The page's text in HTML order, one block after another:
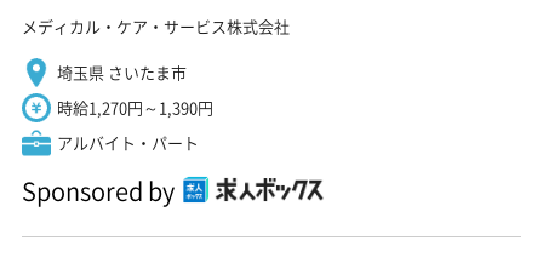
メディカル・ケア・サービス株式会社
埼玉県 さいたま市
時給1,270円～1,390円
アルバイト・パート
Sponsored by